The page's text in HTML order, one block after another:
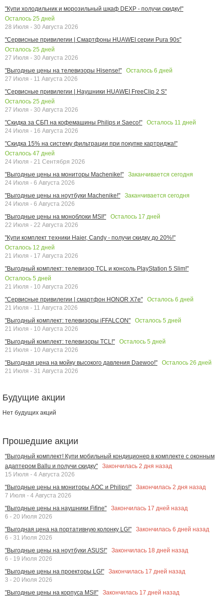
"Купи холодильник и морозильный шкаф DEXP - получи скидку!"
Осталось 25 дней
28 Июля - 30 Августа 2026
"Сервисные привилегии | Смартфоны HUAWEI серии Pura 90s"
Осталось 25 дней
27 Июля - 30 Августа 2026
"Выгодные цены на телевизоры Hisense!"
Осталось 6 дней
27 Июля - 11 Августа 2026
"Сервисные привилегии | Наушники HUAWEI FreeClip 2 S"
Осталось 25 дней
27 Июля - 30 Августа 2026
"Скидка за СБП на кофемашины Philips и Saeco!"
Осталось 11 дней
24 Июля - 16 Августа 2026
"Скидка 15% на систему фильтрации при покупке картриджа!"
Осталось 47 дней
24 Июля - 21 Сентября 2026
"Выгодные цены на мониторы Machenike!"
Заканчивается сегодня
24 Июля - 6 Августа 2026
"Выгодные цены на ноутбуки Machenike!"
Заканчивается сегодня
24 Июля - 6 Августа 2026
"Выгодные цены на моноблоки MSI!"
Осталось 17 дней
22 Июля - 22 Августа 2026
"Купи комплект техники Haier, Candy - получи скидку до 20%!"
Осталось 12 дней
21 Июля - 17 Августа 2026
"Выгодный комплект: телевизор TCL и консоль PlayStation 5 Slim!"
Осталось 5 дней
21 Июля - 10 Августа 2026
"Сервисные привилегии | смартфон HONOR X7e"
Осталось 6 дней
21 Июля - 11 Августа 2026
"Выгодный комплект: телевизоры iFFALCON"
Осталось 5 дней
21 Июля - 10 Августа 2026
"Выгодный комплект: телевизоры TCL!"
Осталось 5 дней
21 Июля - 10 Августа 2026
"Выгодная цена на мойку высокого давления Daewoo!"
Осталось 26 дней
21 Июля - 31 Августа 2026
Будущие акции
Нет будущих акций
Прошедшие акции
"Выгодный комплект! Купи мобильный кондиционер в комплекте с оконным
адаптером Ballu и получи скидку"
Закончилась 2 дня назад
15 Июля - 4 Августа 2026
"Выгодные цены на мониторы AOC и Philips!"
Закончилась 2 дня назад
7 Июля - 4 Августа 2026
"Выгодные цены на наушники Fifine"
Закончилась 17 дней назад
6 - 20 Июля 2026
"Выгодная цена на портативную колонку LG!"
Закончилась 6 дней назад
6 - 31 Июля 2026
"Выгодные цены на ноутбуки ASUS!"
Закончилась 18 дней назад
6 - 19 Июля 2026
"Выгодные цены на проекторы LG!"
Закончилась 17 дней назад
3 - 20 Июля 2026
"Выгодные цены на корпуса MSI!"
Закончилась 17 дней назад